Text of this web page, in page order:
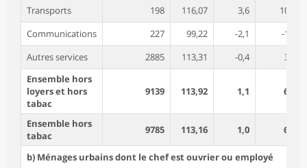
Transports
198 116,07 3,6
10,5
Communications
227 99,22 -2,1
-1,3
Autres services
2885 113,31 -0,4
3,9
Ensemble hors
loyers et hors
tabac
9139 113,92 1,1 6,7
Ensemble hors
tabac
9785 113,16 1,0 6,3
b) Ménages urbains dont le chef est ouvrier ou employé